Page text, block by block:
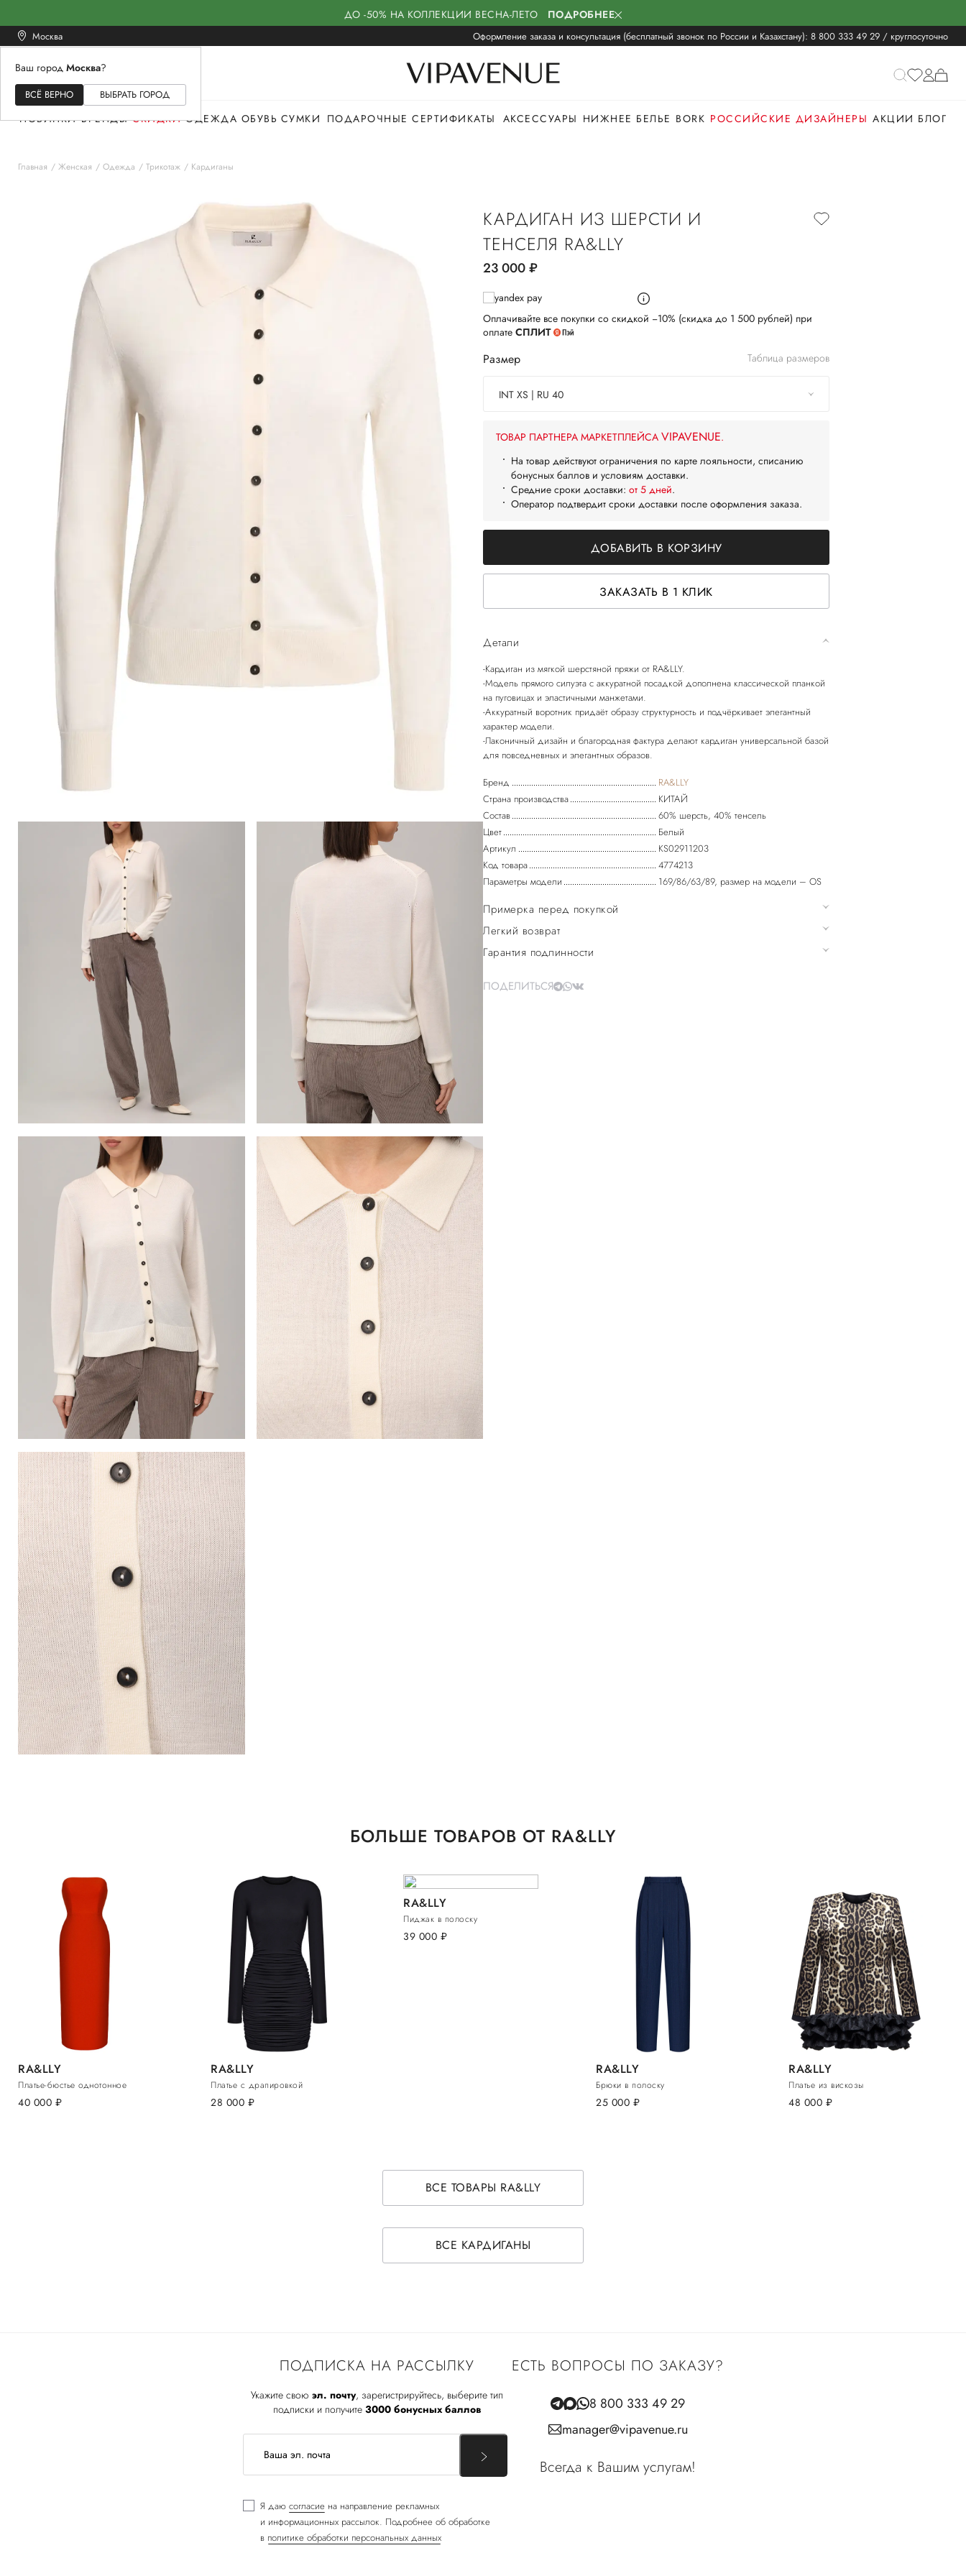
ДО -50% НА КОЛЛЕКЦИИ ВЕСНА-ЛЕТО ПОДРОБНЕЕ
Москва Оформление заказа и консультация (бесплатный звонок по России и Казахстану): 8 800 333 49 29 / круглосуточно
Ваш город Москва?
ВСЁ ВЕРНО ВЫБРАТЬ ГОРОД
ЖЕНСКОЕМУЖСКОЕ
НОВИНКИ БРЕНДЫ СКИДКИ ОДЕЖДА ОБУВЬ СУМКИ ПОДАРОЧНЫЕ СЕРТИФИКАТЫ АКСЕССУАРЫ НИЖНЕЕ БЕЛЬЕ BORK РОССИЙСКИЕ ДИЗАЙНЕРЫ АКЦИИ БЛОГ
Главная Женская Одежда Трикотаж Кардиганы
КАРДИГАН ИЗ ШЕРСТИ И
ТЕНСЕЛЯ RA&LLY
23 000руб.
Оплачивайте все покупки со скидкой −10% (скидка до 1 500 рублей) при
оплате СПЛИТ
Размер Таблица размеров
INT XS | RU 40
ТОВАР ПАРТНЕРА МАРКЕТПЛЕЙСА VIPAVENUE.
На товар действуют ограничения по карте лояльности, списанию
бонусных баллов и условиям доставки.
Средние сроки доставки: от 5 дней.
Оператор подтвердит сроки доставки после оформления заказа.
ДОБАВИТЬ В КОРЗИНУ
ЗАКАЗАТЬ В 1 КЛИК
Детали
-Кардиган из мягкой шерстяной пряжи от RA&LLY.
-Модель прямого силуэта с аккуратной посадкой дополнена классической планкой
на пуговицах и эластичными манжетами.
-Аккуратный воротник придаёт образу структурность и подчёркивает элегантный
характер модели.
-Лаконичный дизайн и благородная фактура делают кардиган универсальной базой
Бренд
RA&LLY
Страна производства
КИТАЙ
Состав
60% шерсть, 40% тенсель
Цвет
Белый
Артикул
KS02911203
Код товара
4774213
Параметры модели
169/86/63/89, размер на модели – OS
Примерка перед покупкой
Легкий возврат
Гарантия подлинности
ПОДЕЛИТЬСЯ
БОЛЬШЕ ТОВАРОВ ОТ RA&LLY
RA&LLY
Платье-бюстье однотонное
40 000 руб.
RA&LLY
Платье с драпировкой
28 000 руб.
RA&LLY
Пиджак в полоску
39 000 руб.
RA&LLY
Брюки в полоску
25 000 руб.
RA&LLY
Платье из вискозы
48 000 руб.
ВСЕ ТОВАРЫ RA&LLY
ВСЕ КАРДИГАНЫ
ПОДПИСКА НА РАССЫЛКУ
Укажите свою эл. почту, зарегистрируйтесь, выберите тип
подписки и получите 3000 бонусных баллов
Я даю согласие на направление рекламных
и информационных рассылок. Подробнее об обработке
в политике обработки персональных данных
ЕСТЬ ВОПРОСЫ ПО ЗАКАЗУ?
8 800 333 49 29
manager@vipavenue.ru
Всегда к Вашим услугам!